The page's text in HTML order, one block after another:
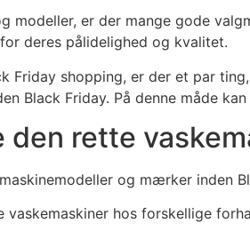
modeller, er der mange gode
deres pålidelighed og kvalitet.
Friday shopping, er der et par
Black Friday. På denne måde
rette
og mærker inden
vaskemaskiner hos forskellige